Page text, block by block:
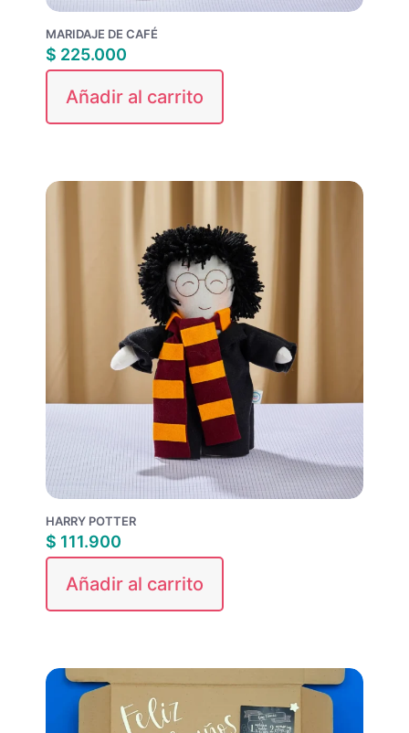
MARIDAJE DE CAFÉ
$ 225.000
Añadir al carrito
HARRY POTTER
$ 111.900
Añadir al carrito